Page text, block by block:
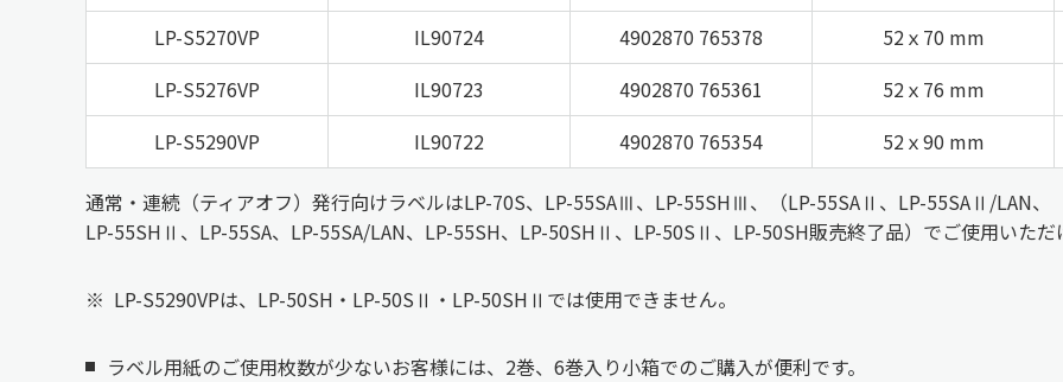
LP-S5270VP
IL90724 4902870 765378 52ｘ70 mm
LP-S5276VP
IL90723 4902870 765361 52ｘ76 mm
LP-S5290VP
IL90722 4902870 765354 52ｘ90 mm
通常・連続（ティアオフ）発行向けラベルはLP-70S、LP-55SAⅢ、LP-55SHⅢ、（LP-55SAⅡ、LP-55SAⅡ/LAN、
LP-55SHⅡ、LP-55SA、LP-55SA/LAN、LP-55SH、LP-50SHⅡ、LP-50SⅡ、LP-50SH販売終了品）でご使用いただ
※ LP-S5290VPは、LP-50SH・LP-50SⅡ・LP-50SHⅡでは使用できません。
ラベル用紙のご使用枚数が少ないお客様には、2巻、6巻入り小箱でのご購入が便利です。